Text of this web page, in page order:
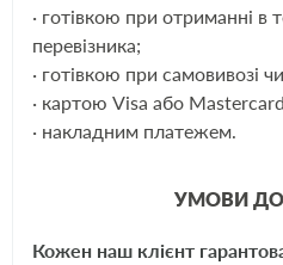
стали обладают
перед аналоговыми:
сохранение своих свойств в
работы,
· готівкою при отриманні в
перевізника;
· готівкою при самовивозі
· картою Visa або
· накладним платежем.
УМОВИ
Кожен наш клієнт